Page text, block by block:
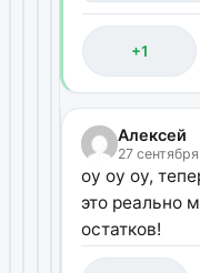
+1
Алексей
27
оу оу оу,
это реально
остатков!